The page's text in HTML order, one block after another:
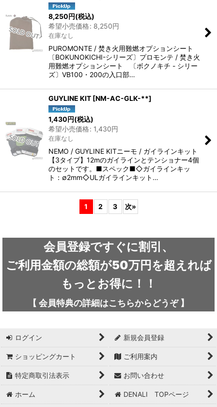
8,250円(税込)
希望小売価格: 8,250円
在庫なし
PUROMONTE / 焚き火用難燃オプションシート
〔BOKUNOKICHI-シリーズ〕プロモンテ / 焚き火
用難燃オプションシート 〔ボクノキチ - シリー
ズ〕VB100・200の入口部…
GUYLINE KIT [NM-AC-GLK-**]
1,430円(税込)
希望小売価格: 1,430円
在庫なし
NEMO / GUYLINE KITニーモ / ガイラインキット
【3タイプ】12mのガイラインとテンショナー4個
のセットです。■スペック■◇ガイラインキッ
ト：∅2mm◇ULガイラインキット…
1 2 3 次»
会員登録ですぐに割引、
ご利用金額の総額が50万円を超えれば
もっとお得に！！
【 会員特典の詳細はこちらから どうぞ】
ログイン 新規会員登録
ショッピングカート ご利用案内
特定商取引法表示 お問い合わせ
ホーム DENALI TOPページ